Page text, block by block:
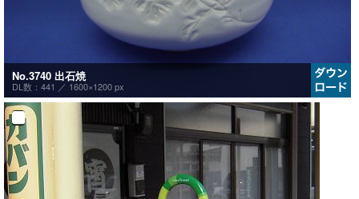
No.3740 出石焼
DL数：441 ／ 1600×1200 px